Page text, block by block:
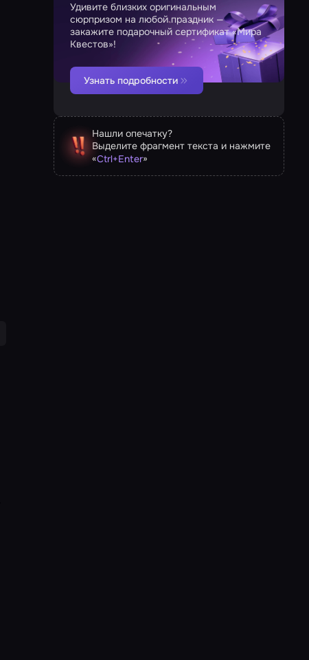
Удивите близких оригинальным
сюрпризом на любой праздник —
закажите подарочный сертификат «Мира
Квестов»!
Узнать подробности
Нашли опечатку?
Выделите фрагмент текста и нажмите
«Ctrl+Enter»